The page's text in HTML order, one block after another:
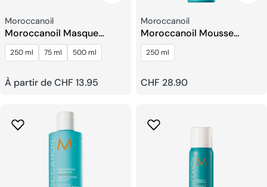
Fournisseur:
Moroccanoil
Moroccanoil Masque
Hydratant Ultra-Léger
250 ml 75 ml 500 ml
Prix
À partir de CHF 13.95
Fournisseur:
Moroccanoil
Moroccanoil Mousse
Volumisante
250 ml
Prix
CHF 28.90